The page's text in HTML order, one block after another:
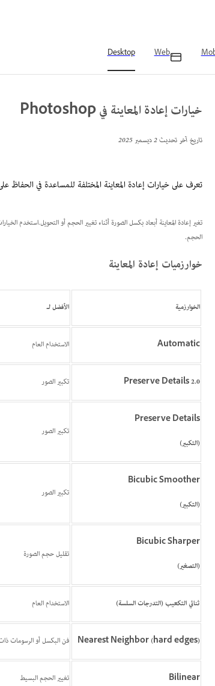
Web
Desktop
خيارات إعادة المعاينة في Photoshop
تاريخ آخر تحديث2 ديسمبر 2025
تعرف على خيارات إعادة المعاينة المختلفة للمساعدة في الحفاظ
تغير إعادة المعاينة أبعاد بكسل الصورة أثناء تغيير الحجم أو التحويل.استخدم
الحجم.
خوارزميات إعادة المعاينة
الخوارزمية الأفضل لـ
Automatic الاستخدام العام
Preserve Details 2.0 تكبير الصور
Preserve Details
(التكبير)
تكبير الصور
Bicubic Smoother
(التكبير)
تكبير الصور
Bicubic Sharper
(التصغير)
تقليل حجم الصورة
ثنائي التكعيب (التدرجات السلسة) الاستخدام العام
Nearest Neighbor (hard edges)‎ فن البكسل أو الرسومات
Bilinear تغيير الحجم البسيط